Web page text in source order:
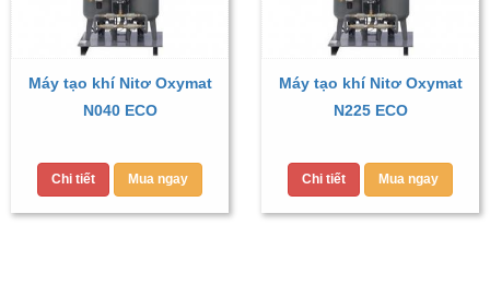
Máy tạo khí Nitơ Oxymat
N040 ECO
Chi tiết Mua ngay
Máy tạo khí Nitơ Oxymat
N225 ECO
Chi tiết Mua ngay